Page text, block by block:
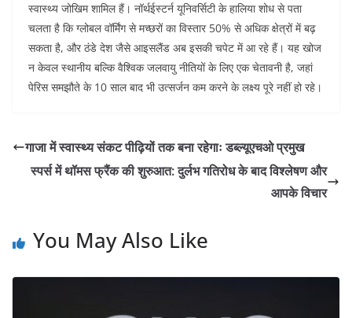
स्वास्थ्य जोखिम शामिल हैं। नॉर्थईस्टर्न यूनिवर्सिटी के हालिया शोध से पता
चलता है कि ग्लोबल वॉर्मिंग से मच्छरों का विस्तार 50% से अधिक क्षेत्रों में बढ़
सकता है, और ठंडे देश जैसे आइसलैंड अब इसकी चपेट में आ रहे हैं। यह खोज
न केवल स्थानीय बल्कि वैश्विक जलवायु नीतियों के लिए एक चेतावनी है, जहां
पेरिस समझौते के 10 साल बाद भी उत्सर्जन कम करने के लक्ष्य पूरे नहीं हो रहे।
गाजा में स्वास्थ्य संकट पीढ़ियों तक बना रहेगाः डब्ल्यूएचओ प्रमुख
स्पर्स में थॉमस फ्रैंक की शुरुआत: दुर्लभ गतिरोध के बाद विश्लेषण और
आपके विचार
You May Also Like